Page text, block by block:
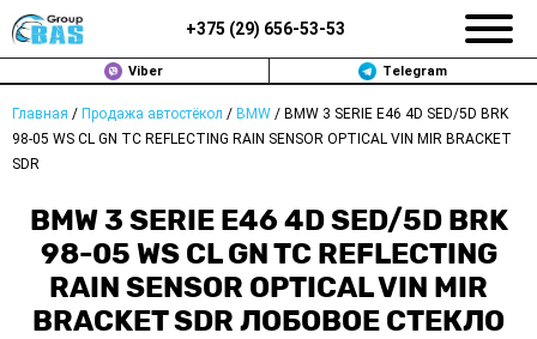
+375 (29) 656-53-53
Viber Telegram
Главная / Продажа автостёкол / BMW / BMW 3 SERIE E46 4D SED/5D BRK
98-05 WS CL GN TC REFLECTING RAIN SENSOR OPTICAL VIN MIR BRACKET
SDR
BMW 3 SERIE E46 4D SED/5D BRK
98-05 WS CL GN TC REFLECTING
RAIN SENSOR OPTICAL VIN MIR
BRACKET SDR ЛОБОВОЕ СТЕКЛО
ЗАМЕНА АВТОСТЕКОЛ В МИНСКЕ
ДОП. УСЛУГИ